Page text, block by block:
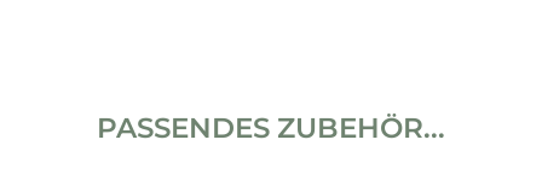
PASSENDES ZUBEHÖR...